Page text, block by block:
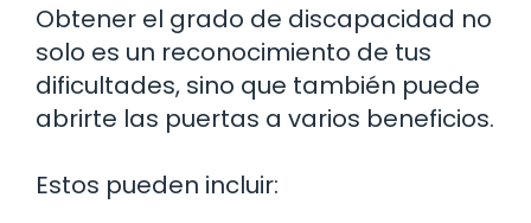
Obtener el grado de discapacidad no
solo es un reconocimiento de tus
dificultades, sino que también puede
abrirte las puertas a varios beneficios.
Estos pueden incluir: